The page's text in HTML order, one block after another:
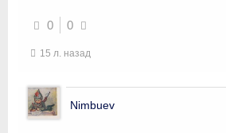
0 0
15 л. назад
Nimbuev